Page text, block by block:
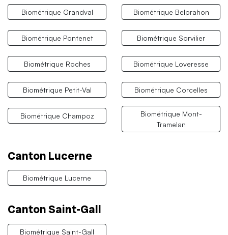
Biométrique Grandval Biométrique Belprahon
Biométrique Pontenet Biométrique Sorvilier
Biométrique Roches Biométrique Loveresse
Biométrique Petit-Val Biométrique Corcelles
Biométrique Champoz
Biométrique Mont-
Tramelan
Canton Lucerne
Biométrique Lucerne
Canton Saint-Gall
Biométrique Saint-Gall